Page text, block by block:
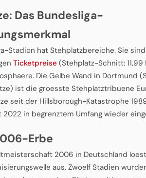
Das Bundesliga-
Stadion hat Stehplatzbereiche. Sie
Ticketpreise (Stehplatz-Schnitt:
Die Gelbe Wand in Dortmund
ist die groesste Stehplatztribuene
seit der Hillsborough-Katastrophe
in begrenztem Umfang wieder
Erbe
2006 in Deutschland
aus. Zwoelf Stadien